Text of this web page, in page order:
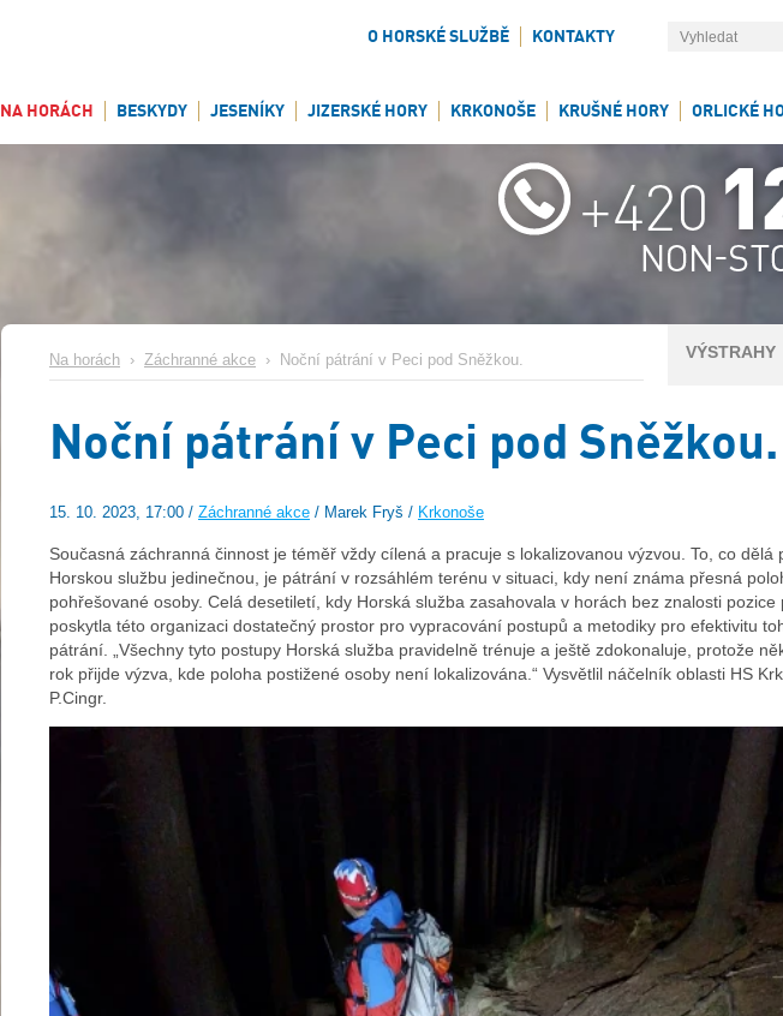
O HORSKÉ SLUŽBĚ KONTAKTY
NA HORÁCH BESKYDY JESENÍKY JIZERSKÉ HORY KRKONOŠE KRUŠNÉ HORY ORLICKÉ
VÝSTRAHY
Na horách › Záchranné akce › Noční pátrání v Peci pod Sněžkou.
Noční pátrání v Peci pod Sněžkou.
15. 10. 2023, 17:00 / Záchranné akce / Marek Fryš / Krkonoše
Současná záchranná činnost je téměř vždy cílená a pracuje s lokalizovanou výzvou. To, co dělá
Horskou službu jedinečnou, je pátrání v rozsáhlém terénu v situaci, kdy není známa přesná
pohřešované osoby. Celá desetiletí, kdy Horská služba zasahovala v horách bez znalosti pozice
poskytla této organizaci dostatečný prostor pro vypracování postupů a metodiky pro efektivitu
pátrání. „Všechny tyto postupy Horská služba pravidelně trénuje a ještě zdokonaluje, protože
rok přijde výzva, kde poloha postižené osoby není lokalizována.“ Vysvětlil náčelník oblasti HS
P.Cingr.